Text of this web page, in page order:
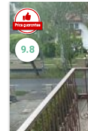
9.8